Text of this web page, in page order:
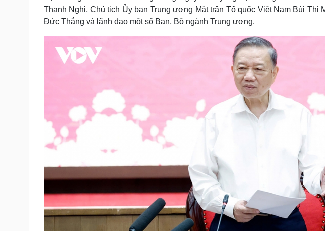
Dinh dưỡng - món ngon
Cây thuốc
Sản phụ khoa
Nhi khoa
Nam khoa
Làm đẹp - giảm cân
Nhà đẹp
Blog
Tình yêu - Gia đình
Sân khấu - Điện ảnh
Âm nhạc
Di sản
Thanh Nghị, Chủ tịch Ủy ban Trung ương Mặt trận Tổ quốc Việt Nam Bùi Thị
Đức Thắng và lãnh đạo một số Ban, Bộ ngành Trung ương.